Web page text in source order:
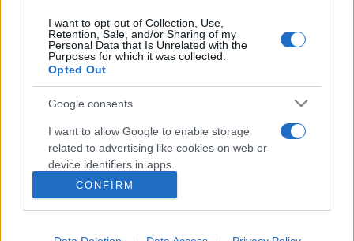
I want to opt-out of Collection, Use,
Retention, Sale, and/or Sharing of my
Personal Data that Is Unrelated with the
Purposes for which it was collected.
Opted Out
Google consents
I want to allow Google to enable storage
related to advertising like cookies on web or
device identifiers in apps.
I want to allow my user data to be sent to
Google for online advertising purposes.
CONFIRM
MEGOSZTÁS